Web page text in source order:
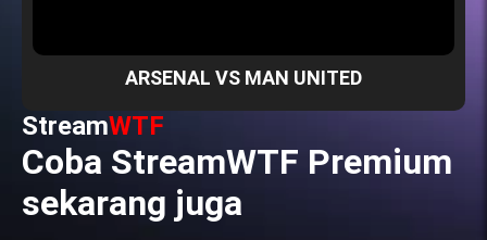
ARSENAL VS MAN UNITED
StreamWTF
Coba StreamWTF Premium
sekarang juga